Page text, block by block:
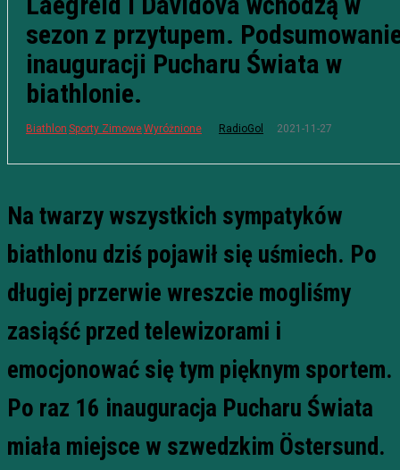
sezon z przytupem.
inauguracji Pucharu Świata w
biathlonie.
Biathlon Sporty ZimoweWyróżnione RadioGol 2021-11-27
Na twarzy wszystkich sympatyków
biathlonu dziś pojawił się uśmiech. Po
długiej przerwie wreszcie mogliśmy
zasiąść przed telewizorami i
emocjonować się tym pięknym sportem.
Po raz 16 inauguracja Pucharu Świata
miała miejsce w szwedzkim Östersund.